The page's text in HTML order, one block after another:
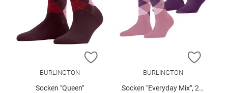
ZUR WUNSCHLISTE HINZUFÜGEN
BURLINGTON
Socken "Queen"
ZUR
BURLINGTON
Socken "Everyday Mix", 2er-Pack